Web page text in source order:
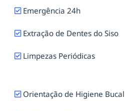
Emergência 24h
Extração de Dentes do Siso
Limpezas Periódicas
Orientação de Higiene Bucal